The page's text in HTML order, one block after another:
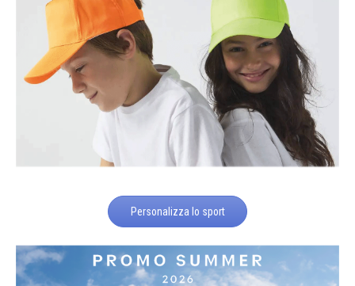
Personalizza lo sport